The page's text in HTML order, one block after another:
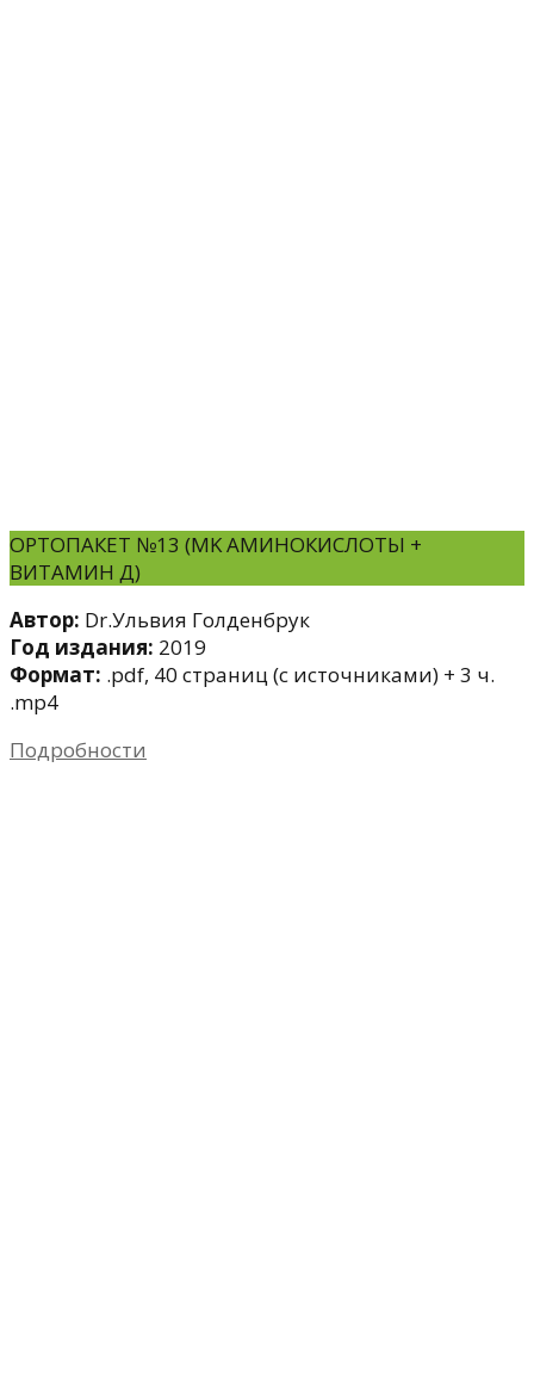
ОРТОПАКЕТ №13 (МK АМИНОКИСЛОТЫ +
ВИТАМИН Д)
Автор: Dr.Ульвия Голденбрук
Год издания: 2019
Формат: .pdf, 40 страниц (с источниками) + 3 ч.
.mp4
Подробности